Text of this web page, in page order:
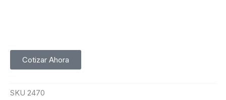
Cotizar Ahora
SKU 2470